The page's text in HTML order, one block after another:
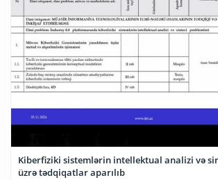
Kiberfiziki sistemlərin intellektual analizi və
üzrə tədqiqatlar aparılıb